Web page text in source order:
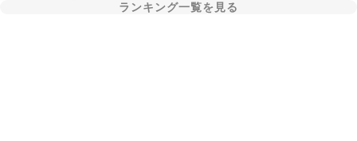
ランキング一覧を見る